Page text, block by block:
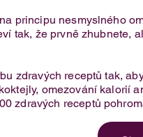
odlehčený
principu nesmyslného
tak, že prvně zhubnete,
zdravých receptů tak,
omezování kalorií
zdravých receptů